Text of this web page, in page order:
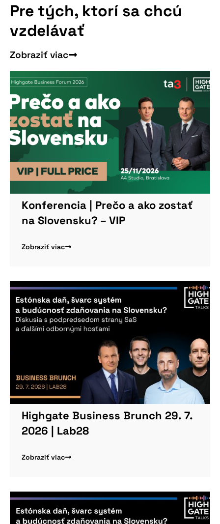
Pre tých, ktorí sa chcú
vzdelávať
Zobraziť viac
Konferencia | Prečo a ako zostať
na Slovensku? – VIP
Zobraziť viac
Highgate Business Brunch 29. 7.
2026 | Lab28
Zobraziť viac